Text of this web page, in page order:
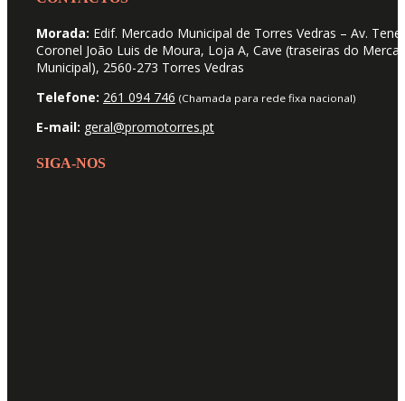
Morada: Edif. Mercado Municipal de Torres Vedras – Av.
Coronel João Luis de Moura, Loja A, Cave (traseiras do
Municipal), 2560-273 Torres Vedras
Telefone: 261 094 746 (Chamada para rede fixa nacional)
E-mail: geral@promotorres.pt
SIGA-NOS